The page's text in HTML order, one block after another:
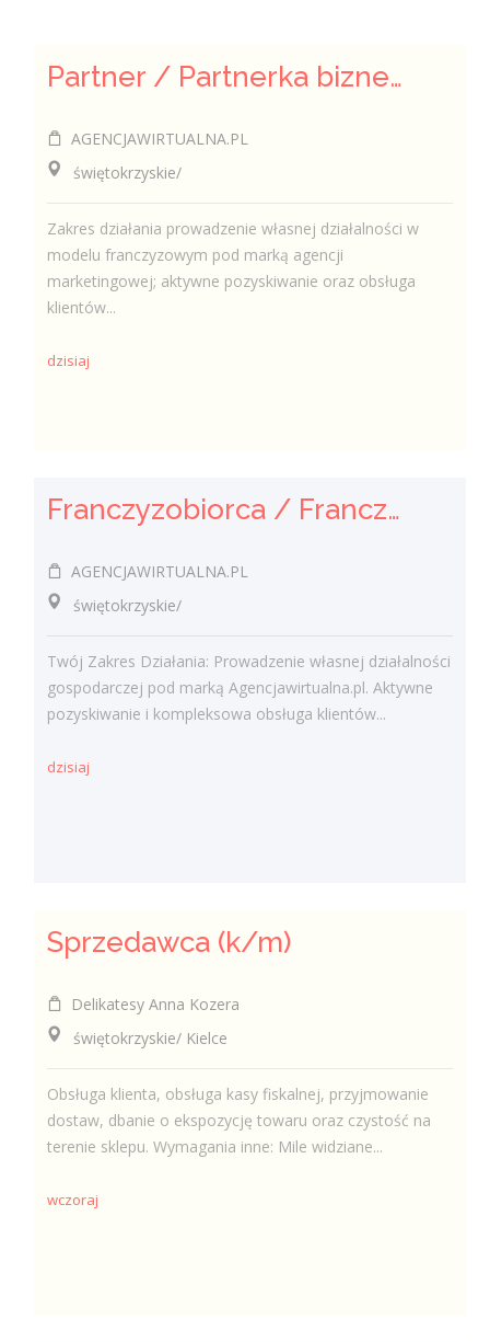
Partner / Partnerka biznesowa – agencja marketingu internetowego (model franczyzowy)
AGENCJAWIRTUALNA.PL
świętokrzyskie/
Zakres działania prowadzenie własnej działalności w
modelu franczyzowym pod marką agencji
marketingowej; aktywne pozyskiwanie oraz obsługa
klientów...
dzisiaj
Franczyzobiorca / Franczyzobiorczyni Agencji Marketingowej
AGENCJAWIRTUALNA.PL
świętokrzyskie/
Twój Zakres Działania: Prowadzenie własnej działalności
gospodarczej pod marką Agencjawirtualna.pl. Aktywne
pozyskiwanie i kompleksowa obsługa klientów...
dzisiaj
Sprzedawca (k/m)
Delikatesy Anna Kozera
świętokrzyskie/ Kielce
Obsługa klienta, obsługa kasy fiskalnej, przyjmowanie
dostaw, dbanie o ekspozycję towaru oraz czystość na
terenie sklepu. Wymagania inne: Mile widziane...
wczoraj